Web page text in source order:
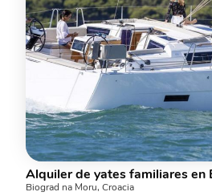
Biograd na Moru, Croacia